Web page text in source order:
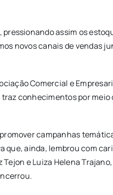
assim os
novos canais de vendas
Comercial e
conhecimentos por
campanhas
ainda, lembrou com
e Luiza Helena